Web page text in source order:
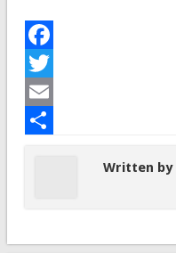
Facebook
Twitter
Email
Written by